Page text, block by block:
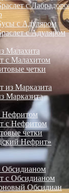
с
с Адуляром
с Адуляром
Малахита
с Малахитом
четки
из Марказита
Марказита
Нефритом
с Нефритом
четки
Нефрит»
Обсидианом
с Обсидианом
Обсидиан